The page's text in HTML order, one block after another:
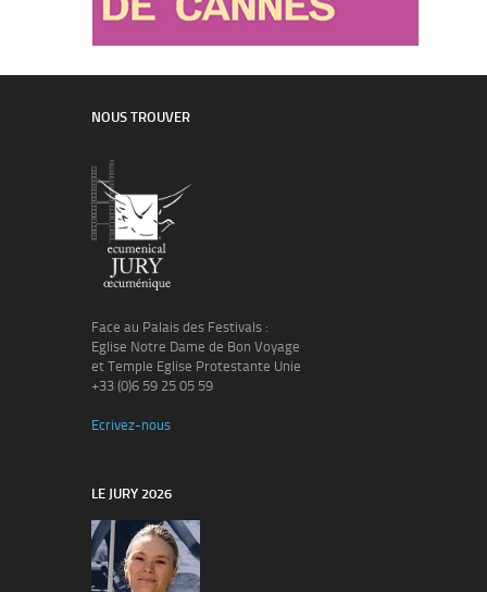
NOUS TROUVER
Face au Palais des Festivals :
Eglise Notre Dame de Bon Voyage
et Temple Eglise Protestante Unie
+33 (0)6 59 25 05 59
Ecrivez-nous
LE JURY 2026